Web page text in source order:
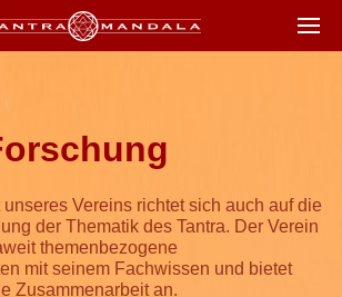
Vereins richtet sich auch auf die
der Thematik des Tantra. Der Verein
themenbezogene
mit seinem Fachwissen und bietet
Zusammenarbeit an.